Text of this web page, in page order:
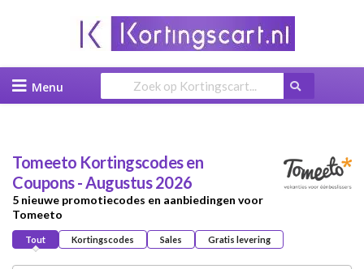
to
content
Tomeeto Kortingscodes en
Coupons - Augustus 2026
5 nieuwe promotiecodes en aanbiedingen voor
Tomeeto
Tout Kortingscodes Sales Gratis levering